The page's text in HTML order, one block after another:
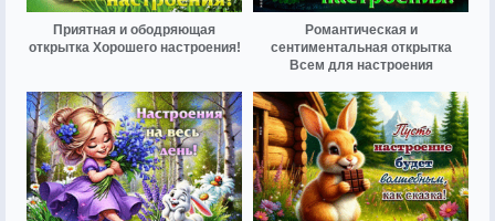
Приятная и ободряющая
открытка Хорошего настроения!
Романтическая и
сентиментальная открытка
Всем для настроения